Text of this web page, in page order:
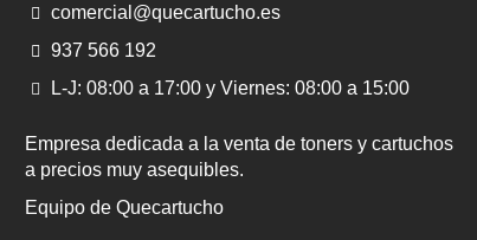
comercial@quecartucho.es
937 566 192
L-J: 08:00 a 17:00 y Viernes: 08:00 a 15:00
Empresa dedicada a la venta de toners y cartuchos
a precios muy asequibles.
Equipo de Quecartucho